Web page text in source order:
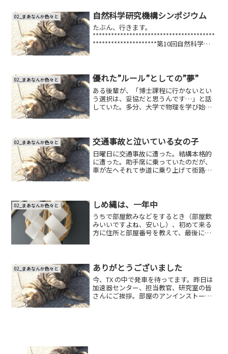
が。「エンカウンター」は...
02_まあなんか色々と 自然科学研究機構シンポジウム
たぶん、行きます。
****************************************
*********************第10回自然科学研
02_まあなんか色々と 優れた”ルール”としての”夢”
ある後輩が、「博士課程に行かないとい
う選択は、妥協だと思うんです…」と話
していた。多分、大学で物理を学び始め
晴らしい選択肢だと思う。...
02_まあなんか色々と 交通事故と泣いている女の子
日曜日に交通事故に遭った。結構本格的
に遭った。助手席に乗っていたのだが、
車が左へそれて歩道に乗り上げて街路樹
の怪我ですんだのは不幸中...
02_まあなんか色々と しめ縄は、一年中
うちで部屋飲みなどをするとき（部屋飲
みいいですよね、安いし）、初めて来る
方に住所と部屋番号を教えて、最後に確
そうな顔をされるが、一目...
02_まあなんか色々と ありがとうございました
今、TX の中で発車を待ってます。昨日は
加速器センター、担当教官、研究室の皆
さんにご挨拶。部屋のアンインストール